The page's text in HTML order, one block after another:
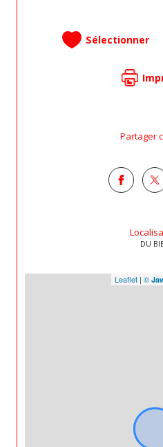
Sélectionner
Partager
DU
Leaflet | ©